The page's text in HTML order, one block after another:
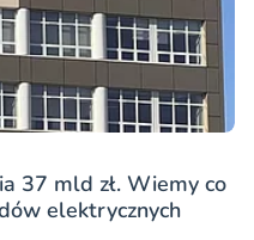
37 mld zł. Wiemy co
elektrycznych